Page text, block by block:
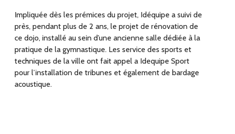
Impliquée dès les prémices du projet, Idéquipe a suivi de
près, pendant plus de 2 ans, le projet de rénovation de
ce dojo, installé au sein d’une ancienne salle dédiée à la
pratique de la gymnastique. Les service des sports et
techniques de la ville ont fait appel a Idequipe Sport
pour l’installation de tribunes et également de bardage
acoustique.